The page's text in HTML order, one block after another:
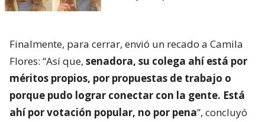
Finalmente, para cerrar, envió un recado a Camila
Flores: “Así que, senadora, su colega ahí está por
méritos propios, por propuestas de trabajo o
porque pudo lograr conectar con la gente. Está
ahí por votación popular, no por pena”, concluyó